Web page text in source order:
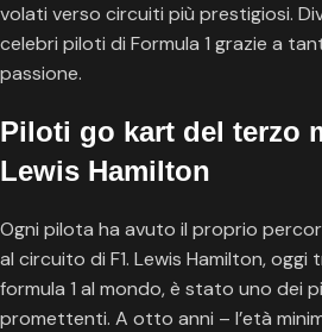
volati verso circuiti più prestigiosi.
celebri piloti di Formula 1 grazie a
passione.
Piloti go kart del terzo
Lewis Hamilton
Ogni pilota ha avuto il proprio
al circuito di F1. Lewis Hamilton,
formula 1 al mondo, è stato uno dei
promettenti. A otto anni – l’età